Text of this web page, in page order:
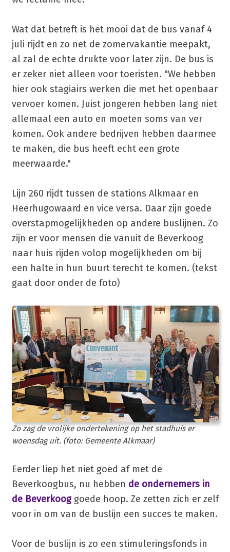
Wat dat betreft is het mooi dat de bus vanaf 4
juli rijdt en zo net de zomervakantie meepakt,
al zal de echte drukte voor later zijn. De bus is
er zeker niet alleen voor toeristen. "We hebben
hier ook stagiairs werken die met het openbaar
vervoer komen. Juist jongeren hebben lang niet
allemaal een auto en moeten soms van ver
komen. Ook andere bedrijven hebben daarmee
te maken, die bus heeft echt een grote
meerwaarde."
Lijn 260 rijdt tussen de stations Alkmaar en
Heerhugowaard en vice versa. Daar zijn goede
overstapmogelijkheden op andere buslijnen. Zo
zijn er voor mensen die vanuit de Beverkoog
naar huis rijden volop mogelijkheden om bij
een halte in hun buurt terecht te komen. (tekst
gaat door onder de foto)
Zo zag de vrolijke ondertekening op het stadhuis er
woensdag uit. (foto: Gemeente Alkmaar)
Eerder liep het niet goed af met de
Beverkoogbus, nu hebben de ondernemers in
de Beverkooggoede hoop. Ze zetten zich er zelf
voor in om van de buslijn een succes te maken.
Voor de buslijn is zo een stimuleringsfonds in